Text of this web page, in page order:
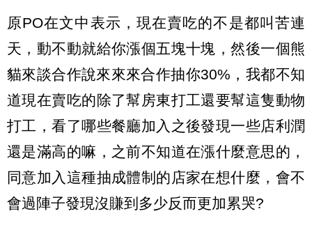
原PO在文中表示，現在賣吃的不是都叫苦連
天，動不動就給你漲個五塊十塊，然後一個熊
貓來談合作說來來來合作抽你30%，我都不知
道現在賣吃的除了幫房東打工還要幫這隻動物
打工，看了哪些餐廳加入之後發現一些店利潤
還是滿高的嘛，之前不知道在漲什麼意思的，
同意加入這種抽成體制的店家在想什麼，會不
會過陣子發現沒賺到多少反而更加累哭?